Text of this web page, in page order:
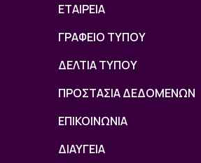
ΕΤΑΙΡΕΙΑ
ΓΡΑΦΕΙΟ ΤΥΠΟΥ
ΔΕΛΤΙΑ ΤΥΠΟΥ
ΠΡΟΣΤΑΣΙΑ ΔΕΔΟΜΕΝΩΝ
ΕΠΙΚΟΙΝΩΝΙΑ
ΔΙΑΥΓΕΙΑ